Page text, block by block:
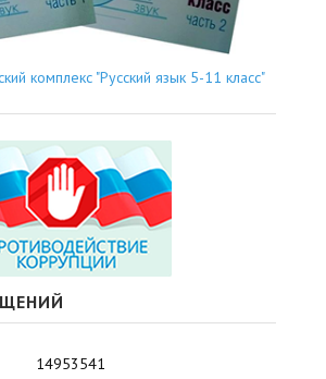
комплекс "Русский язык 5-11 класс"
14953541